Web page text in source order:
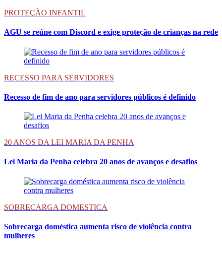
PROTEÇÃO INFANTIL
AGU se reúne com Discord e exige proteção de crianças na rede
RECESSO PARA SERVIDORES
Recesso de fim de ano para servidores públicos é definido
20 ANOS DA LEI MARIA DA PENHA
Lei Maria da Penha celebra 20 anos de avanços e desafios
SOBRECARGA DOMESTICA
Sobrecarga doméstica aumenta risco de violência contra
mulheres